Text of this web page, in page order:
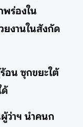
พร่องใน
ยงานในสังกัด
อน ซุกขยะใต้
ด้
ว่าฯ นำคนก